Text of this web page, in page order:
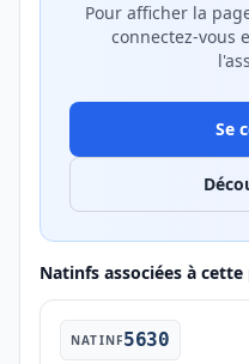
Pour afficher la
connectez-vous
Se
Natinfs associées à cette
NATINF5630